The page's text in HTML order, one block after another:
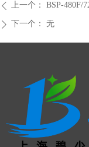
ꄲ 下一个： 无
ꄴ 上一个： BSP-480F/